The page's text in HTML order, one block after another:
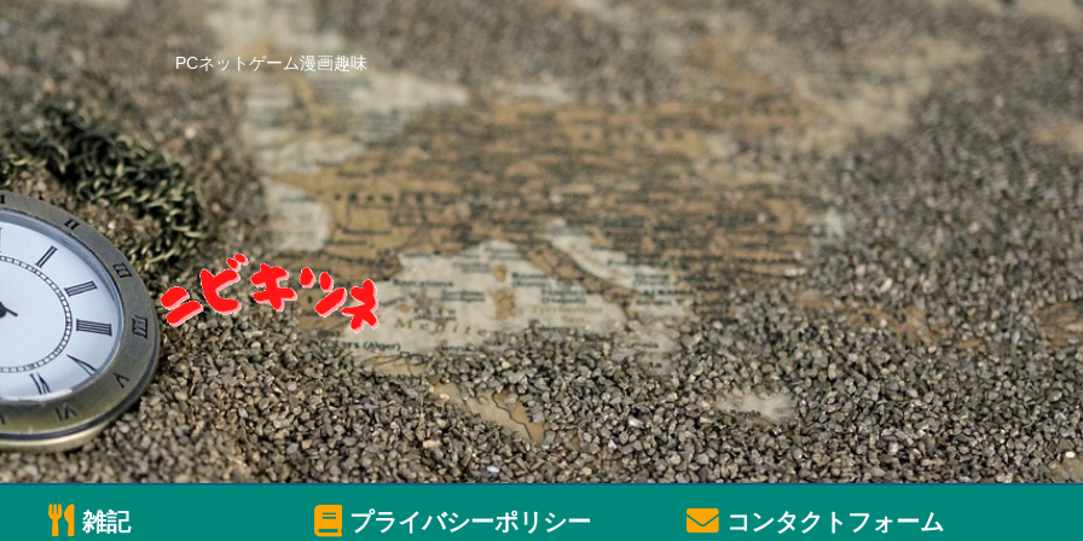
PCネットゲーム漫画趣味
雑記 プライバシーポリシー コンタクトフォーム